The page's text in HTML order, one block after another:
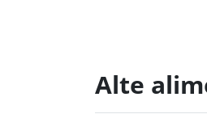
Alte